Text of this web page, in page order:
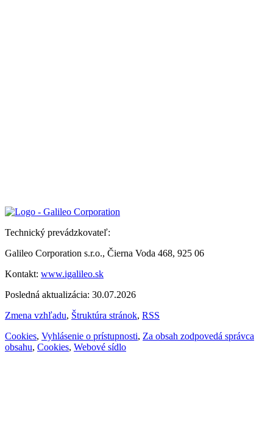
Technický prevádzkovateľ:
Galileo Corporation s.r.o., Čierna Voda 468, 925 06
Kontakt: www.igalileo.sk
Posledná aktualizácia: 30.07.2026
Zmena vzhľadu, Štruktúra stránok, RSS
Cookies, Vyhlásenie o prístupnosti, Za obsah zodpovedá správca
obsahu, Cookies, Webové sídlo